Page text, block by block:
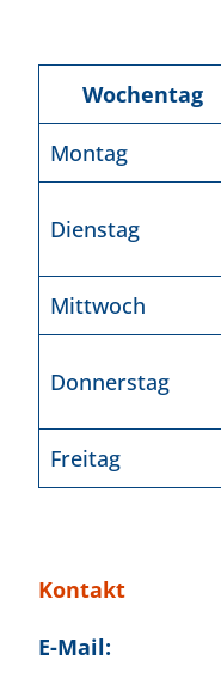
Wochentag
Montag
Dienstag
Mittwoch
Donnerstag
Freitag
Kontakt
E-Mail: